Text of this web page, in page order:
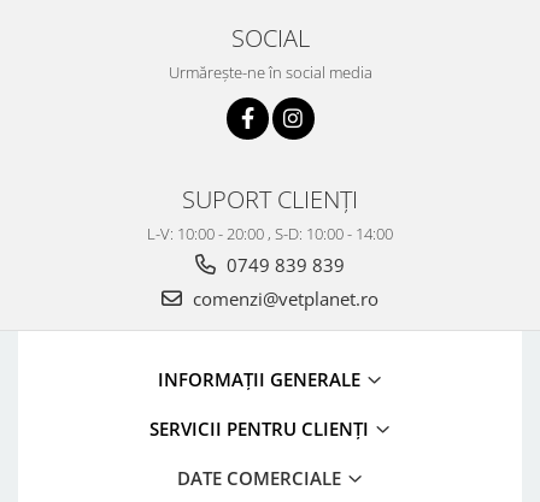
SOCIAL
Urmărește-ne în social media
SUPORT CLIENȚI
L-V: 10:00 - 20:00 , S-D: 10:00 - 14:00
0749 839 839
comenzi@vetplanet.ro
INFORMAȚII GENERALE
SERVICII PENTRU CLIENȚI
DATE COMERCIALE